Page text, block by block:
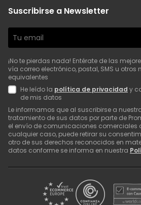
Suscribirse a Newsletter
¡No te pierdas nada! Entérate de las
vía correo electrónico, postal, SMS u otros
equivalentes
He leído la política de privacidad y
de mis datos
Le informamos que al suscribirse a
tratamiento de sus datos por parte de
el envío de comunicaciones comerciales
cualquier caso, puede retirar su
otro de sus derechos reconocidos en
datos conforme se informa en nuestra